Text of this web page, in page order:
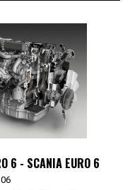
6 - SCANIA EURO 6